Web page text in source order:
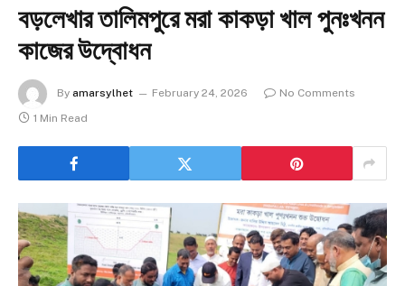
বড়লেখার তালিমপুরে মরা কাকড়া খাল পুনঃখনন
কাজের উদ্বোধন
By amarsylhet February 24, 2026
No Comments
1 Min Read